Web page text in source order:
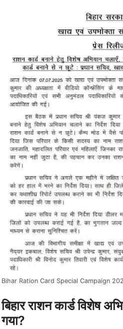
Bihar Ration Card Special Campaign
बिहार राशन कार्ड विशेष
गया?